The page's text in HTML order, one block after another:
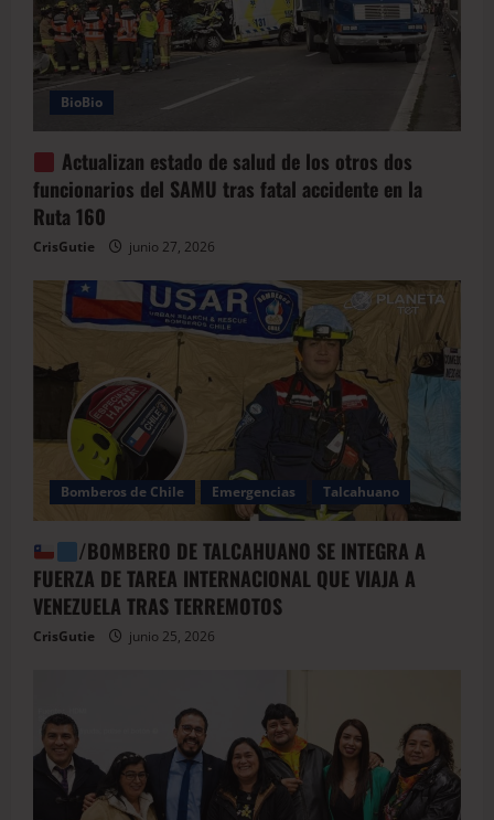
BioBio
Actualizan estado de salud de los otros dos
funcionarios del SAMU tras fatal accidente en la
Ruta 160
CrisGutie junio 27, 2026
Bomberos de Chile Emergencias Talcahuano
/BOMBERO DE TALCAHUANO SE INTEGRA A
FUERZA DE TAREA INTERNACIONAL QUE VIAJA A
VENEZUELA TRAS TERREMOTOS
CrisGutie junio 25, 2026